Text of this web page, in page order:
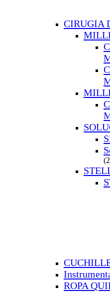
CIRUGIA
ROPA